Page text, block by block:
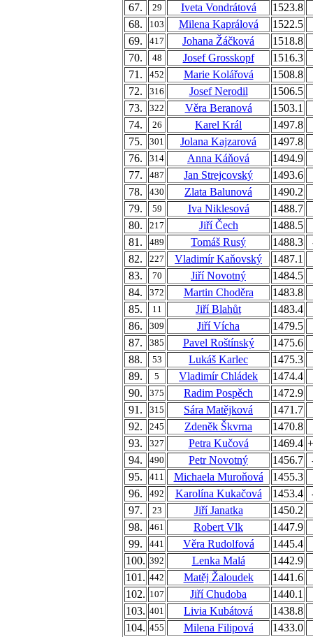
67.
29 Iveta Vondrátová
1523.8
68.
103 Milena Kaprálová
1522.5
69.
417 Johana Žáčková
1518.8
70.
48 Josef Grosskopf
1516.3
71.
452 Marie Kolářová
1508.8
72.
316 Josef Nerodil
1506.5
73.
322 Věra Beranová
1503.1
74.
26 Karel Král
1497.8
75.
301 Jolana Kajzarová
1497.8
76.
314 Anna Káňová
1494.9
77.
487 Jan Strejcovský
1493.6
78.
430 Zlata Balunová
1490.2
79.
59 Iva Niklesová
1488.7
80.
217 Jiří Čech
1488.5
81.
489 Tomáš Rusý 1488.3
82.
227 Vladimír Kaňovský
1487.1
83.
70 Jiří Novotný
1484.5
84.
372 Martin Choděra
1483.8
85.
11 Jiří Blahůt
1483.4
86.
309 Jiří Vícha
1479.5
87.
385 Pavel Roštínský
1475.6
88.
53 Lukáš Karlec
1475.3
89.
5 Vladimír Chládek
1474.4
90.
375 Radim Pospěch
1472.9
91.
315 Sára Matějková
1471.7
92.
245 Zdeněk Škvrna
1470.8
93.
327 Petra Kučová 1469.4
94.
490 Petr Novotný 1456.7
95.
411 Michaela Muroňová
1455.3
96.
492 Karolína Kukačová 1453.4
97.
23 Jiří Janatka
1450.2
98.
461 Robert Vlk
1447.9
99.
441 Věra Rudolfová
1445.4
100. 392 Lenka Malá
1442.9
101. 442 Matěj Žaloudek
1441.6
102. 107 Jiří Chudoba
1440.1
103. 401 Livia Kubátová
1438.8
104. 455 Milena Filipová
1433.0